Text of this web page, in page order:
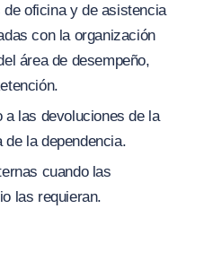
oficina y de asistencia
con la organización
área de desempeño,
a las devoluciones de la
de la dependencia.
cuando las
las requieran.